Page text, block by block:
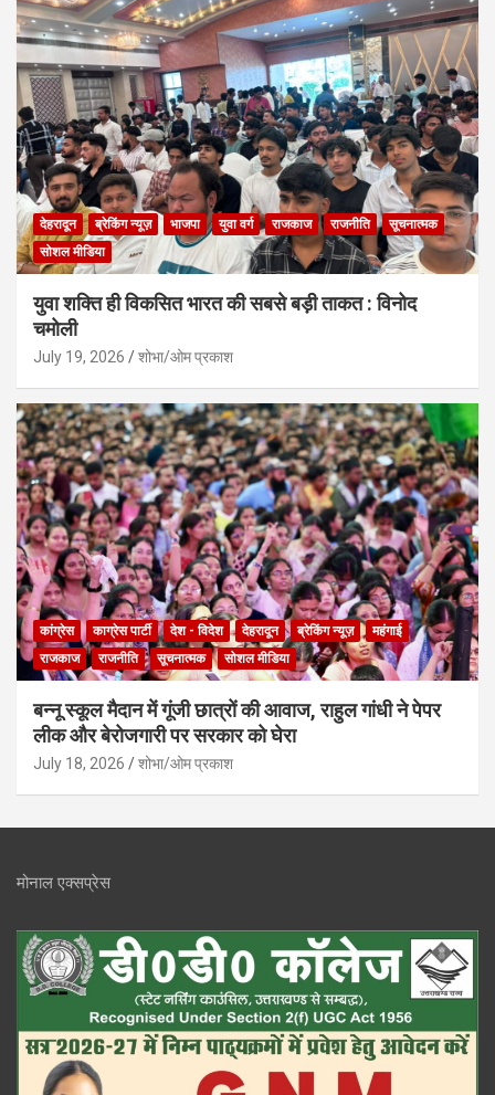
देहरादून ब्रेकिंग न्यूज़ भाजपा युवा वर्ग राजकाज राजनीति
सूचनात्मक
सोशल मीडिया
युवा शक्ति ही विकसित भारत की सबसे बड़ी ताकत : विनोद
चमोली
July 19, 2026 शोभा/ओम प्रकाश
कांग्रेस काग्रेस पार्टी देश - विदेश देहरादून ब्रेकिंग न्यूज़
महंगाई
राजकाज
राजनीति सूचनात्मक सोशल मीडिया
बन्नू स्कूल मैदान में गूंजी छात्रों की आवाज, राहुल गांधी ने पेपर
लीक और बेरोजगारी पर सरकार को घेरा
July 18, 2026 शोभा/ओम प्रकाश
मोनाल एक्सप्रेस